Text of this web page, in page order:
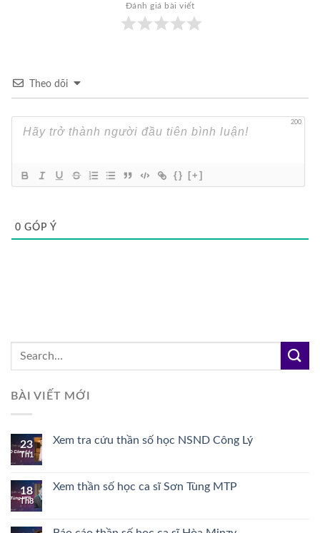
Đánh giá bài viết
Theo dõi
200
{} [+]
0 GÓP Ý
BÀI VIẾT MỚI
23
Th1
Xem tra cứu thần số học NSND Công Lý
18
Th8
Xem thần số học ca sĩ Sơn Tùng MTP